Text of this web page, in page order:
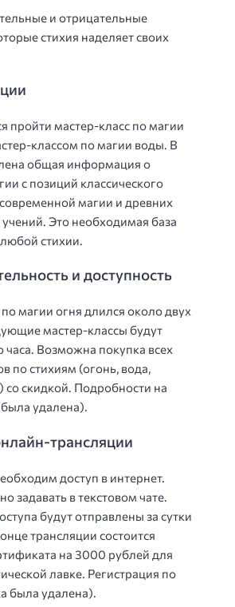
и отрицательные
стихия наделяет своих
пройти мастер-класс по магии
классом по магии воды. В
общая информация о
с позиций классического
магии и древних
Это необходимая база
стихии.
и доступность
магии огня длился около двух
мастер-классы будут
часа. Возможна покупка всех
по стихиям (огонь, вода,
со скидкой. Подробности на
удалена).
трансляции
доступ в интернет.
задавать в текстовом чате.
будут отправлены за сутки
трансляции состоится
на 3000 рублей для
лавке. Регистрация по
была удалена).